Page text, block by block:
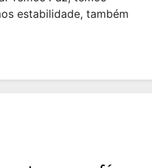
estabilidade, também